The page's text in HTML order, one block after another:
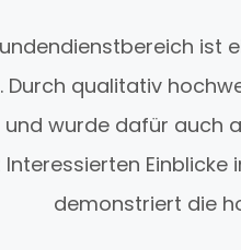
ist
Durch qualitativ
wurde dafür auch
demonstriert die